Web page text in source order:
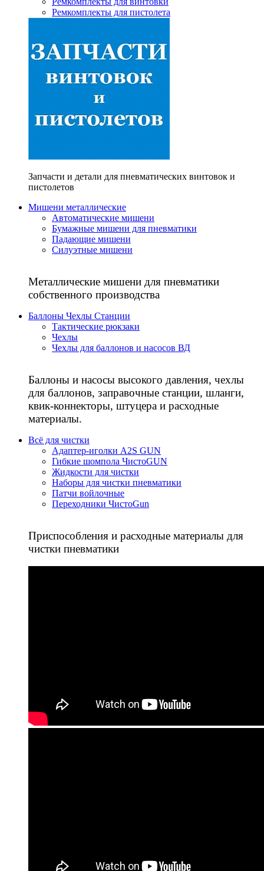
Ремкомплекты для пистолета
Запчасти и детали для пневматических винтовок и
пистолетов
Мишени металлические
Автоматические мишени
Бумажные мишени для пневматики
Падающие мишени
Силуэтные мишени
Металлические мишени для пневматики
собственного производства
Баллоны Чехлы Станции
Тактические рюкзаки
Чехлы
Чехлы для баллонов и насосов ВД
Баллоны и насосы высокого давления, чехлы
для баллонов, заправочные станции, шланги,
квик-коннекторы, штуцера и расходные
материалы.
Всё для чистки
Адаптер-иголки A2S GUN
Гибкие шомпола ЧистоGUN
Жидкости для чистки
Наборы для чистки пневматики
Патчи войлочные
Переходники ЧистоGun
Приспособления и расходные материалы для
чистки пневматики